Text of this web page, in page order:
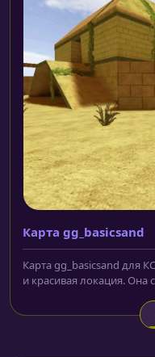
Карта gg_basicsand
Карта gg_basicsand для
и красивая локация. Она